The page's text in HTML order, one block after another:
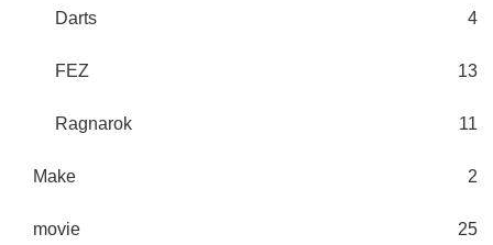
Darts 4
FEZ 13
Ragnarok 11
Make 2
movie 25